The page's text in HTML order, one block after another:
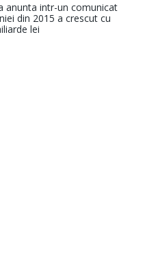
anunta intr-un comunicat
din 2015 a crescut cu
lei